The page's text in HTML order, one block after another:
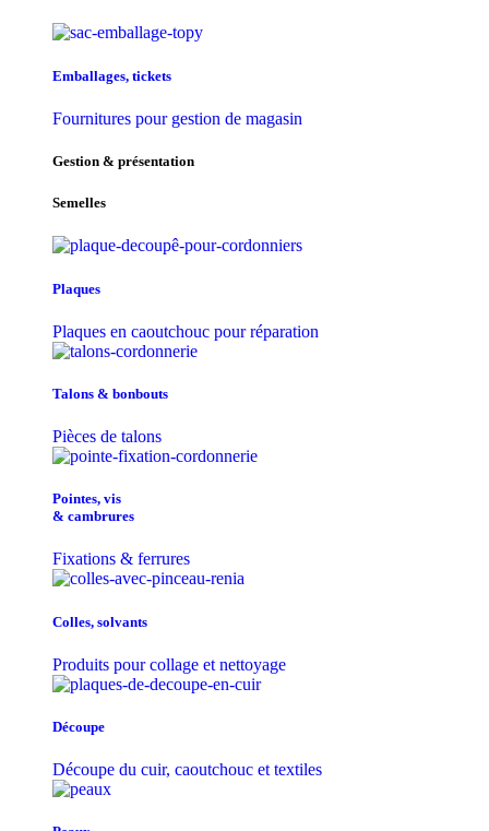
Emballages, tickets
Fournitures pour gestion de magasin
Gestion & présentation
Semelles
Plaques
Plaques en caoutchouc pour réparation
Talons & bonbouts
Pièces de talons
Pointes, vis
& cambrures
Fixations & ferrures
Colles, solvants
Produits pour collage et nettoyage
Découpe
Découpe du cuir, caoutchouc et textiles